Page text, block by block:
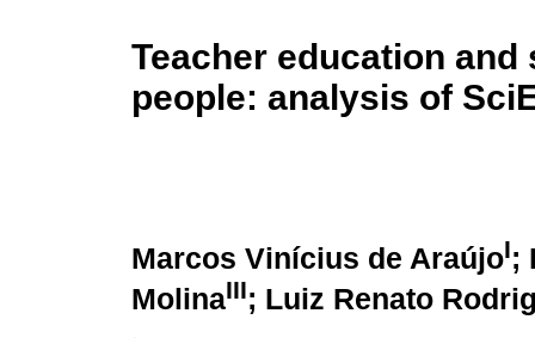
Teacher education
people: analysis of
Marcos Vinícius de AraújoI;
MolinaIII; Luiz Renato